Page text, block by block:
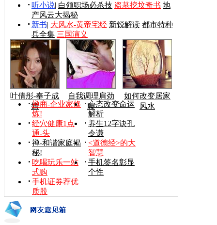
听小说| 白领职场必杀技 盗墓挖坟奇书 地
产风云大揭秘
新书| 大风水-黄帝宅经 新锐解读 都市特种
兵全集 三国演义
叶倩彤-奉子成
婚
自我调理肩劲
腰
如何改变居家
风水
禅商-企业家修
炼!
心态改变命运
解析
经穴健康1点
通-头
养生12字诀孔
令谦
禅-和谐家庭揭
秘!
<道德经>的大
智慧
吃喝玩乐一站
式购
手机签名彰显
个性
手机证券荐优
质股